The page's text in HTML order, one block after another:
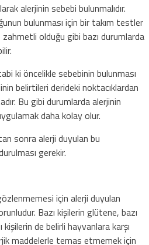
alerjinin sebebi bulunmalıdır.
bulunması için bir takım testler
olduğu gibi bazı durumlarda
ki öncelikle sebebinin bulunması
belirtileri derideki noktacıklardan
Bu gibi durumlarda alerjinin
daha kolay olur.
sonra alerji duyulan bu
gerekir.
için alerji duyulan
Bazı kişilerin glütene, bazı
de belirli hayvanlara karşı
maddelerle temas etmemek için